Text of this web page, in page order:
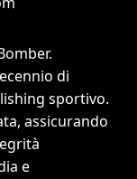
di
sportivo.
assicurando
e